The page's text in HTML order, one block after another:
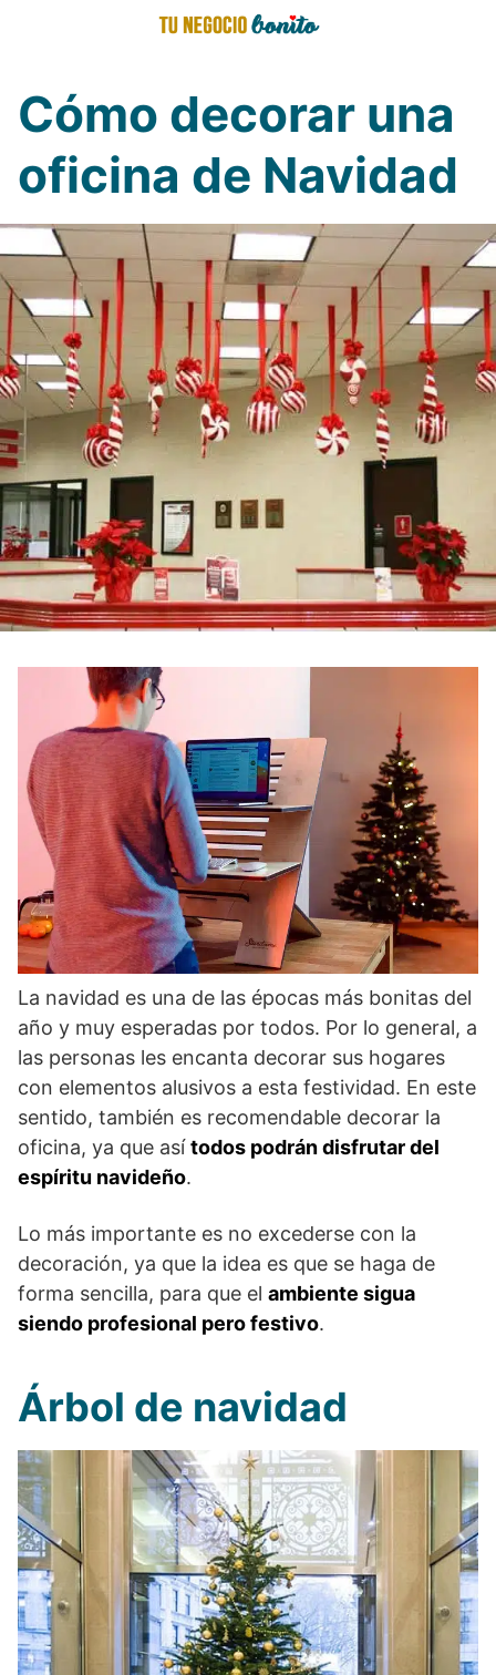
Cómo decorar una
oficina de Navidad
La navidad es una de las épocas más bonitas del
año y muy esperadas por todos. Por lo general, a
las personas les encanta decorar sus hogares
con elementos alusivos a esta festividad. En este
sentido, también es recomendable decorar la
oficina, ya que asítodos podrán disfrutar del
espíritu navideño.
Lo más importante es no excederse con la
decoración, ya que la idea es que se haga de
forma sencilla, para que el ambiente sigua
siendo profesional pero festivo.
Árbol de navidad